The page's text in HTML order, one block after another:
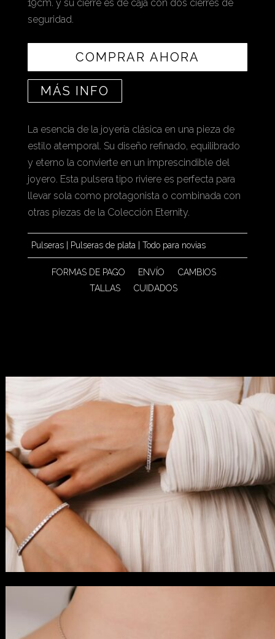
19cm. y su cierre es de caja con dos cierres de
seguridad.
COMPRAR AHORA
MÁS INFO
La esencia de la joyería clásica en una pieza de
estilo atemporal. Su diseño refinado, equilibrado
y eterno la convierte en un imprescindible del
joyero. Esta pulsera tipo riviere es perfecta para
llevar sola como protagonista o combinada con
otras piezas de la Colección Eternity.
Pulseras| Pulseras de plata Todo para novias
FORMAS DE PAGO ENVÍO
CAMBIOS
TALLAS
CUIDADOS